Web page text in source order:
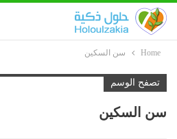
Home سن السكين
تصفح الوسم
سن السكين